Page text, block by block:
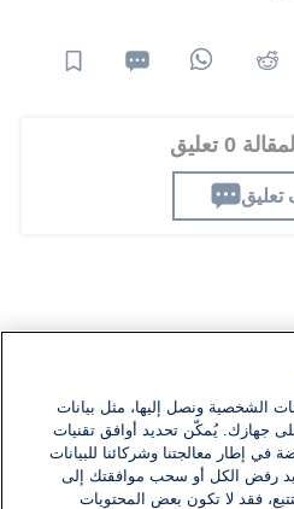
0 تعليق
الآن. كن الأول!
الشخصية ونصل إليها، مثل بيانات
جهازك. يُمكّن تحديد أوافق تقنيات
في إطار معالجتنا وشركائنا للبيانات
رفض الكل أو سحب موافقتك إلى
فقد لا تكون بعض المحتويات